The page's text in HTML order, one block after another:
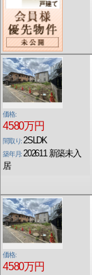
価格:
4580万円
間取り:2SLDK
築年月:202611 新築未入
居
価格:
4580万円